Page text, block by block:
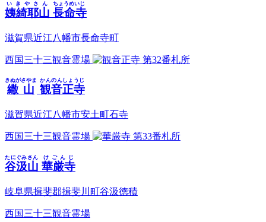
姨綺耶山
いきやさん
長命寺
ちょうめいじ
滋賀県近江八幡市長命寺町
西国三十三観音霊場 第32番札所
繖山
きぬがさやま
観音正寺
かんのんしょうじ
滋賀県近江八幡市安土町石寺
西国三十三観音霊場 第33番札所
谷汲山
たにぐみさん
華厳寺
けごんじ
岐阜県揖斐郡揖斐川町谷汲徳積
西国三十三観音霊場